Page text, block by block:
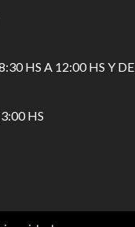
HS A 12:00 HS Y DE
HS